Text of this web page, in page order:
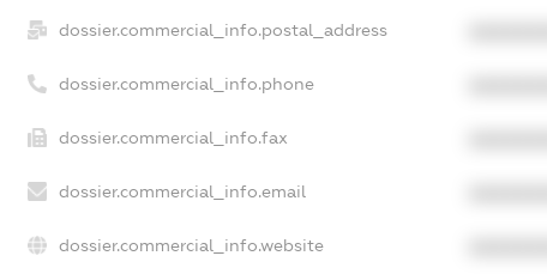
dossier.commercial_info.postal_address
dossier.commercial_info.phone
dossier.commercial_info.fax
dossier.commercial_info.email
dossier.commercial_info.website